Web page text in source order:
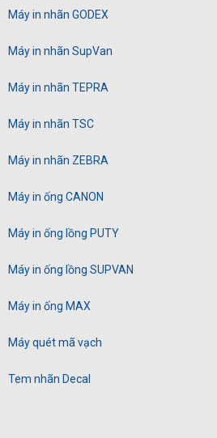
Máy in nhãn GODEX
Máy in nhãn SupVan
Máy in nhãn TEPRA
Máy in nhãn TSC
Máy in nhãn ZEBRA
Máy in ống CANON
Máy in ống lồng PUTY
Máy in ống lồng SUPVAN
Máy in ống MAX
Máy quét mã vạch
Tem nhãn Decal